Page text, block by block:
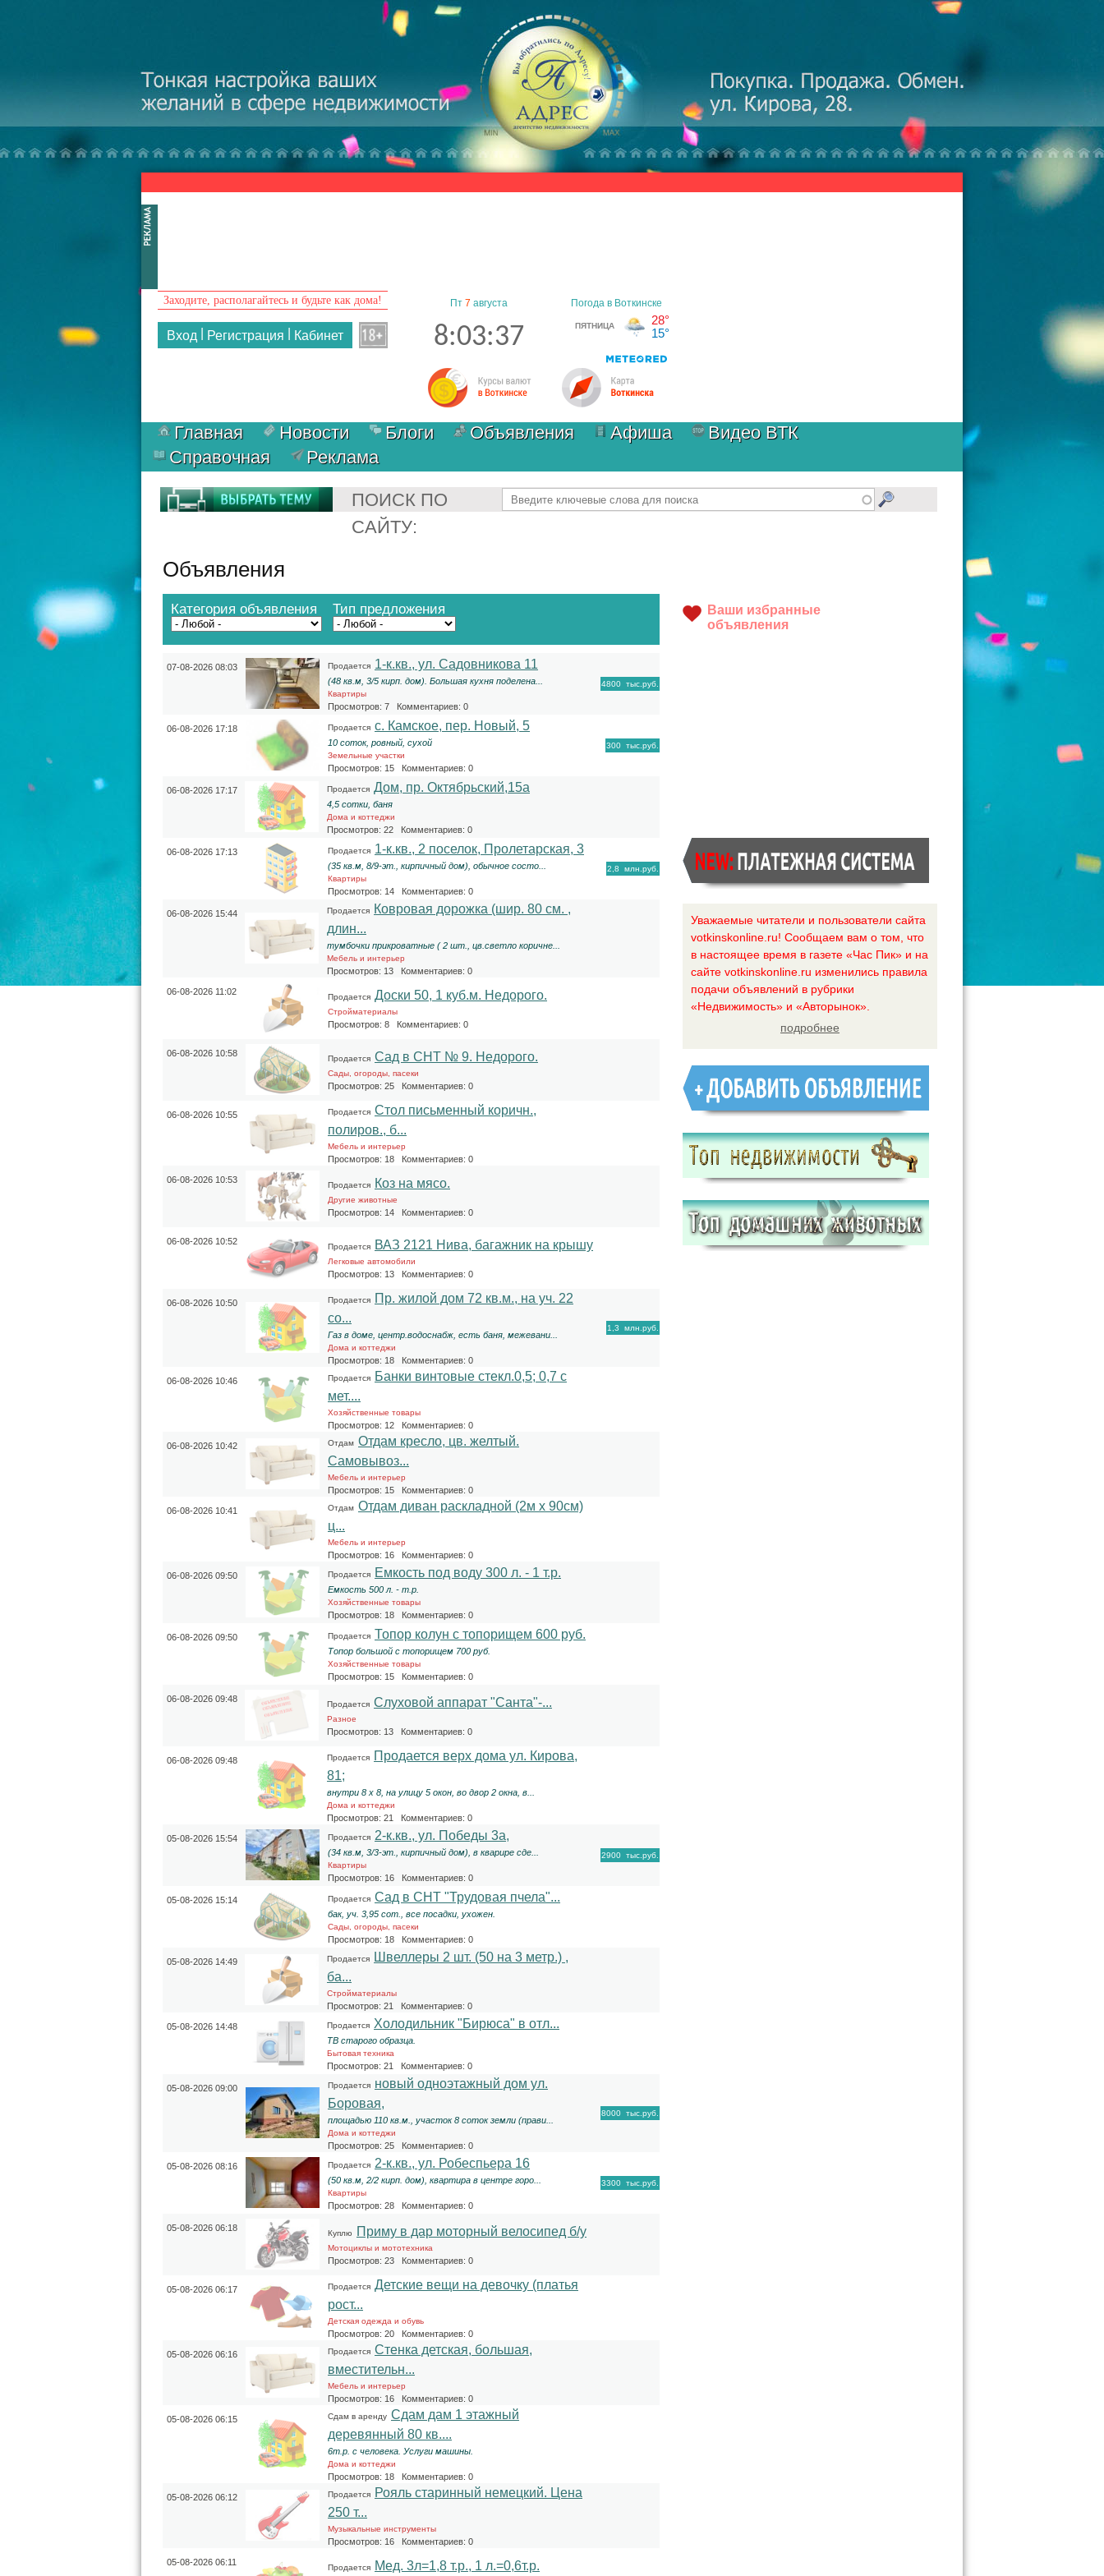
Заходите, располагайтесь и будьте как дома!
Вход Регистрация Кабинет
Пт 7 августа
8:03:38
Главная Новости Блоги Объявления Афиша
Видео ВТК
Справочная
Реклама
ПОИСК ПО
САЙТУ:
Объявления
Категория объявления Тип предложения
07-08-2026 08:03 Продается 1-к.кв., ул. Садовникова 11
(48 кв.м, 3/5 кирп. дом). Большая кухня поделена...
Квартиры
Просмотров: 7 Комментариев: 0
4800 тыс.руб.
06-08-2026 17:18 Продается с. Камское, пер. Новый, 5
10 соток, ровный, сухой
Земельные участки
Просмотров: 15 Комментариев: 0
300 тыс.руб.
06-08-2026 17:17 Продается Дом, пр. Октябрьский,15а
4,5 сотки, баня
Дома и коттеджи
Просмотров: 22 Комментариев: 0
06-08-2026 17:13 Продается 1-к.кв., 2 поселок, Пролетарская, 3
(35 кв.м, 8/9-эт., кирпичный дом), обычное состо...
Квартиры
Просмотров: 14 Комментариев: 0
2,8 млн.руб.
06-08-2026 15:44 Продается
Ковровая дорожка (шир. 80 см. ,
длин...
тумбочки прикроватные ( 2 шт., цв.светло коричне...
Мебель и интерьер
Просмотров: 13 Комментариев: 0
06-08-2026 11:02
Продается Доски 50, 1 куб.м. Недорого.
Стройматериалы
Просмотров: 8 Комментариев: 0
06-08-2026 10:58
Продается Сад в СНТ № 9. Недорого.
Сады, огороды, пасеки
Просмотров: 25 Комментариев: 0
06-08-2026 10:55 Продается Стол письменный коричн.,
полиров., б...
Мебель и интерьер
Просмотров: 18 Комментариев: 0
06-08-2026 10:53
Продается Коз на мясо.
Другие животные
Просмотров: 14 Комментариев: 0
06-08-2026 10:52
Продается ВАЗ 2121 Нива, багажник на крышу
Легковые автомобили
Просмотров: 13 Комментариев: 0
06-08-2026 10:50 Продается
Пр. жилой дом 72 кв.м., на уч. 22
со...
Газ в доме, центр.водоснабж, есть баня, межевани...
Дома и коттеджи
Просмотров: 18 Комментариев: 0
1,3 млн.руб.
06-08-2026 10:46 Продается
Банки винтовые стекл.0,5; 0,7 с
мет....
Хозяйственные товары
Просмотров: 12 Комментариев: 0
06-08-2026 10:42 Отдам Отдам кресло, цв. желтый.
Самовывоз...
Мебель и интерьер
Просмотров: 15 Комментариев: 0
06-08-2026 10:41 Отдам Отдам диван раскладной (2м х 90см)
ц...
Мебель и интерьер
Просмотров: 16 Комментариев: 0
06-08-2026 09:50 Продается Емкость под воду 300 л. - 1 т.р.
Емкость 500 л. - т.р.
Хозяйственные товары
Просмотров: 18 Комментариев: 0
06-08-2026 09:50 Продается Топор колун с топорищем 600 руб.
Топор большой с топорищем 700 руб.
Хозяйственные товары
Просмотров: 15 Комментариев: 0
06-08-2026 09:48
Продается Слуховой аппарат "Санта"-...
Разное
Просмотров: 13 Комментариев: 0
06-08-2026 09:48 Продается
Продается верх дома ул. Кирова,
81;
внутри 8 х 8, на улицу 5 окон, во двор 2 окна, в...
Дома и коттеджи
Просмотров: 21 Комментариев: 0
05-08-2026 15:54 Продается 2-к.кв., ул. Победы 3а,
(34 кв.м, 3/3-эт., кирпичный дом), в кварире сде...
Квартиры
Просмотров: 16 Комментариев: 0
2900 тыс.руб.
05-08-2026 15:14 Продается Сад в СНТ "Трудовая пчела"...
бак, уч. 3,95 сот., все посадки, ухожен.
Сады, огороды, пасеки
Просмотров: 18 Комментариев: 0
05-08-2026 14:49 Продается
Швеллеры 2 шт. (50 на 3 метр.) ,
ба...
Стройматериалы
Просмотров: 21 Комментариев: 0
05-08-2026 14:48 Продается Холодильник "Бирюса" в отл...
ТВ старого образца.
Бытовая техника
Просмотров: 21 Комментариев: 0
05-08-2026 09:00 Продается новый одноэтажный дом ул.
Боровая,
площадью 110 кв.м., участок 8 соток земли (прави...
Дома и коттеджи
Просмотров: 25 Комментариев: 0
8000 тыс.руб.
05-08-2026 08:16 Продается 2-к.кв., ул. Робеспьера 16
(50 кв.м, 2/2 кирп. дом), квартира в центре горо...
Квартиры
Просмотров: 28 Комментариев: 0
3300 тыс.руб.
05-08-2026 06:18
Куплю Приму в дар моторный велосипед б/у
Мотоциклы и мототехника
Просмотров: 23 Комментариев: 0
05-08-2026 06:17 Продается Детские вещи на девочку (платья
рост...
Детская одежда и обувь
Просмотров: 20 Комментариев: 0
05-08-2026 06:16 Продается Стенка детская, большая,
вместительн...
Мебель и интерьер
Просмотров: 16 Комментариев: 0
05-08-2026 06:15 Сдам в аренду Сдам дам 1 этажный
деревянный 80 кв....
6т.р. с человека. Услуги машины.
Дома и коттеджи
Просмотров: 18 Комментариев: 0
05-08-2026 06:12 Продается
Рояль старинный немецкий. Цена
250 т...
Музыкальные инструменты
Просмотров: 16 Комментариев: 0
05-08-2026 06:11
Продается Мед. 3л=1,8 т.р., 1 л.=0,6т.р.
Ваши избранные
объявления
Уважаемые читатели и пользователи сайта
votkinskonline.ru! Сообщаем вам о том, что
в настоящее время в газете «Час Пик» и на
сайте votkinskonline.ru изменились правила
подачи объявлений в рубрики
«Недвижимость» и «Авторынок».
подробнее